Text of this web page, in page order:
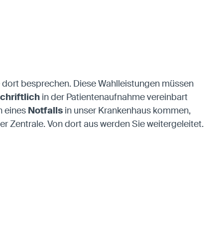
besprechen. Diese Wahlleistungen müssen
in der Patientenaufnahme vereinbart
eines Notfalls in unser Krankenhaus kommen,
Zentrale. Von dort aus werden Sie weitergeleitet.